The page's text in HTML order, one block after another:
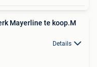
Mayerline te koop.M
Details